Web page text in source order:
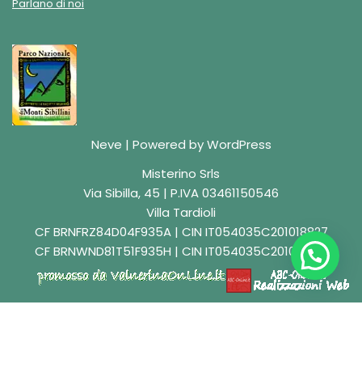
Parlano di noi
Neve | Powered byWordPress
Misterino Srls
Via Sibilla, 45 | P.IVA 03461150546
Villa Tardioli
CF BRNFRZ84D04F935A | CIN IT054035C201018827
CF BRNWND81T51F935H | CIN IT054035C201018829